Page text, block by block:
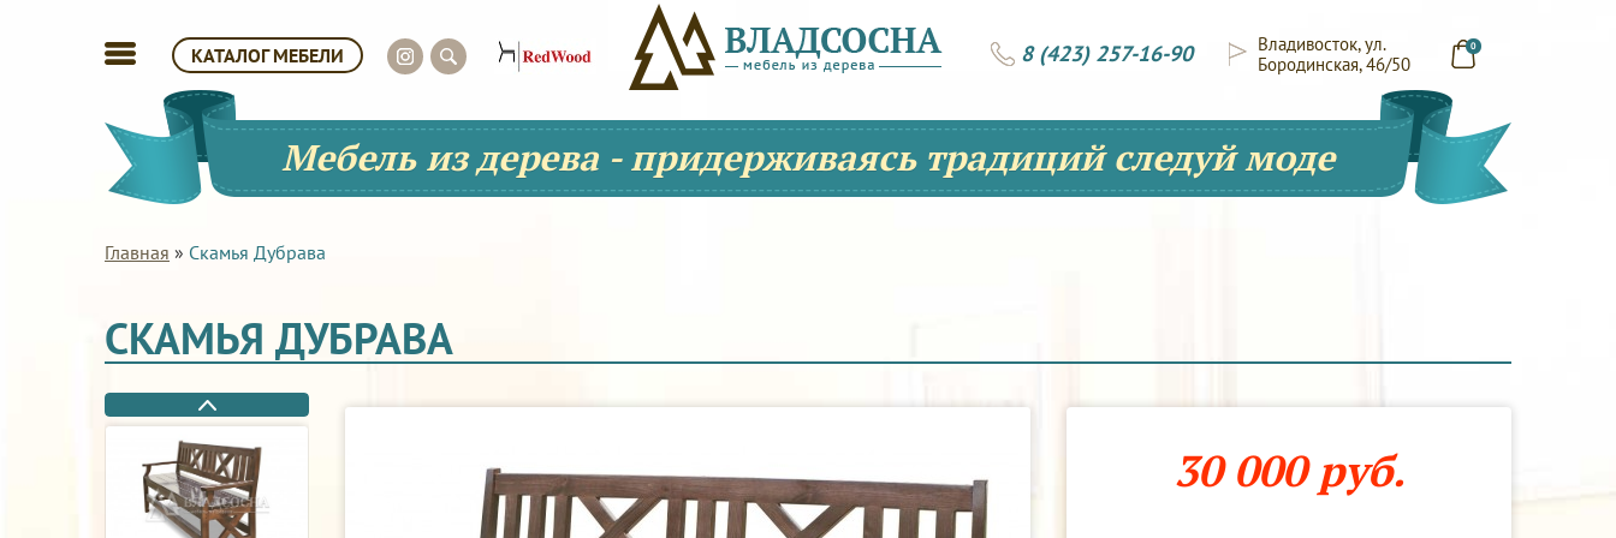
КАТАЛОГ МЕБЕЛИ 0
Владивосток, ул.
Бородинская, 46/50
8 (423) 257-16-90
Мебель из дерева - придерживаясь традиций следуй моде
Главная » Скамья Дубрава
СКАМЬЯ ДУБРАВА
30 000 руб.